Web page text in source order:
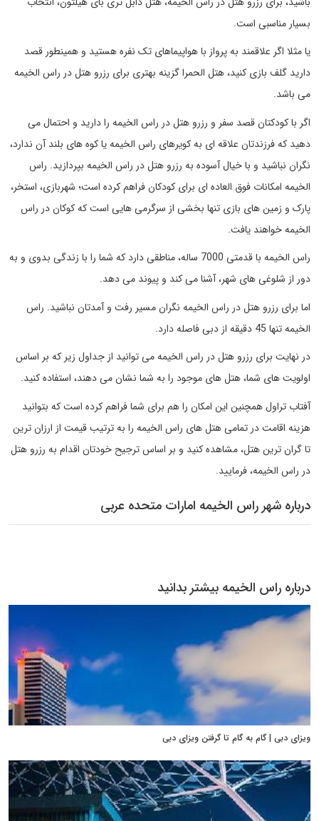
بسیار مناسبی است.
یا مثلا اگر علاقمند به پرواز با هواپیماهای تک نفره هستید و همینطور قصد
دارید گلف بازی کنید، هتل الحمرا گزینه بهتری برای رزرو هتل در راس الخیمه
می باشد.
اگر با کودکتان قصد سفر و رزرو هتل در راس الخیمه را دارید و احتمال می
دهید که فرزندتان علاقه ای به کویرهای راس الخیمه یا کوه های بلند آن ندارد،
نگران نباشید و با خیال آسوده به رزرو هتل در راس الخیمه بپردازید. راس
الخیمه امکانات فوق العاده ای برای کودکان فراهم کرده است؛ شهربازی، استخر،
پارک و زمین های بازی تنها بخشی از سرگرمی هایی است که کوکان در راس
الخیمه خواهند یافت.
راس الخیمه با قدمتی 7000 ساله، مناطقی دارد که شما را با زندگی بدوی و به
دور از شلوغی های شهر، آشنا می کند و پیوند می دهد.
اما برای رزرو هتل در راس الخیمه نگران مسیر رفت و آمدتان نباشید. راس
الخیمه تنها 45 دقیقه از دبی فاصله دارد.
در نهایت برای رزرو هتل در راس الخیمه می توانید از جداول زیر که بر اساس
اولویت های شما، هتل های موجود را به شما نشان می دهند، استفاده کنید.
آفتاب تراول همچنین این امکان را هم برای شما فراهم کرده است که بتوانید
هزینه اقامت در تمامی هتل های راس الخیمه را به ترتیب قیمت از ارزان ترین
تا گران ترین هتل، مشاهده کنید و بر اساس ترجیح خودتان اقدام به رزرو هتل
در راس الخیمه، فرمایید.
درباره شهر راس الخیمه امارات متحده عربی
درباره راس الخیمه بیشتر بدانید
ویزای دبی | گام به گام تا گرفتن ویزای دبی